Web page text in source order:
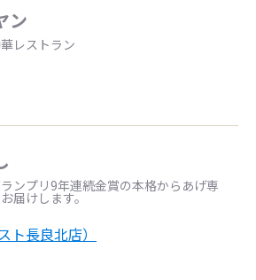
ン
レストラン
ンプリ9年連続金賞の本格からあげ専
届けします。
ト長良北店）